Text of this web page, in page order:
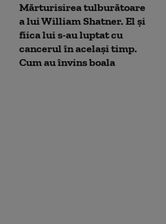
Mărturisirea tulburătoare
a lui William Shatner. El și
fiica lui s-au luptat cu
cancerul în același timp.
Cum au învins boala